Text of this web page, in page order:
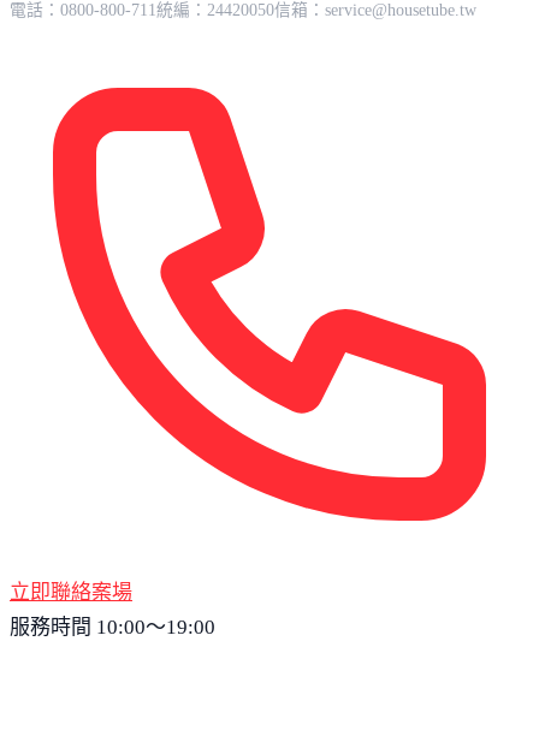
電話：0800-800-711統編：24420050信箱： service@housetube.tw
立即聯絡案場
服務時間 10:00～19:00